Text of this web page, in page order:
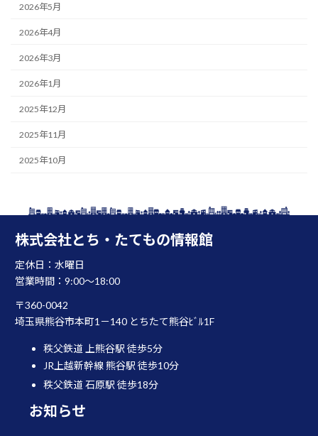
2026年5月
2026年4月
2026年3月
2026年1月
2025年12月
2025年11月
2025年10月
株式会社とち・たてもの情報館
定休日：水曜日
営業時間：9:00～18:00
〒360-0042
埼玉県熊谷市本町1－140 とちたて熊谷ﾋﾞﾙ1F
秩父鉄道 上熊谷駅 徒歩5分
JR上越新幹線 熊谷駅 徒歩10分
秩父鉄道 石原駅 徒歩18分
お知らせ